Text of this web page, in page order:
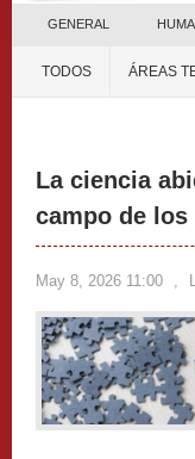
GENERAL
TODOS ÁREAS
La ciencia
campo de
May 8, 2026 11:00 ,